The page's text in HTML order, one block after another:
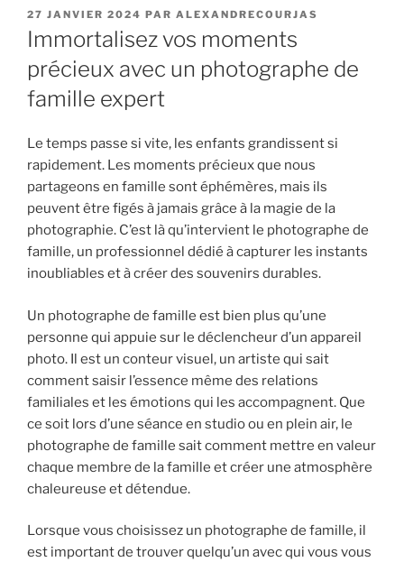
PUBLIÉ
LE
27 JANVIER 2024 PAR ALEXANDRECOURJAS
Immortalisez vos moments
précieux avec un photographe de
famille expert
Le temps passe si vite, les enfants grandissent si
rapidement. Les moments précieux que nous
partageons en famille sont éphémères, mais ils
peuvent être figés à jamais grâce à la magie de la
photographie. C’est là qu’intervient le photographe de
famille, un professionnel dédié à capturer les instants
inoubliables et à créer des souvenirs durables.
Un photographe de famille est bien plus qu’une
personne qui appuie sur le déclencheur d’un appareil
photo. Il est un conteur visuel, un artiste qui sait
comment saisir l’essence même des relations
familiales et les émotions qui les accompagnent. Que
ce soit lors d’une séance en studio ou en plein air, le
photographe de famille sait comment mettre en valeur
chaque membre de la famille et créer une atmosphère
chaleureuse et détendue.
Lorsque vous choisissez un photographe de famille, il
est important de trouver quelqu’un avec qui vous vous